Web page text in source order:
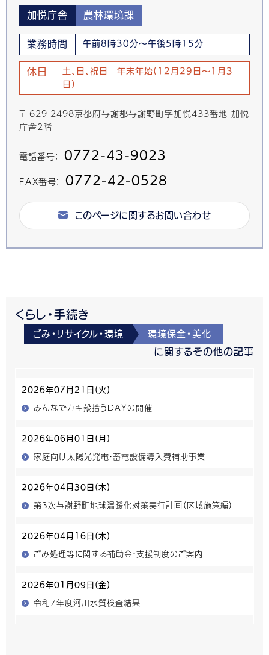
加悦庁舎 農林環境課
業務時間 午前8時30分～午後5時15分
休日
土、日、祝日 年末年始(12月29日～1月3
日)
〒 629-2498京都府与謝郡与謝野町字加悦433番地 加悦
庁舎2階
電話番号： 0772-43-9023
FAX番号： 0772-42-0528
このページに関するお問い合わせ
くらし・手続き
ごみ・リサイクル・環境 環境保全・美化
に関するその他の記事
2026年07月21日(火)
みんなでカキ殻拾うDAYの開催
2026年06月01日(月)
家庭向け太陽光発電・蓄電設備導入費補助事業
2026年04月30日(木)
第3次与謝野町地球温暖化対策実行計画（区域施策編）
2026年04月16日(木)
ごみ処理等に関する補助金・支援制度のご案内
2026年01月09日(金)
令和7年度河川水質検査結果